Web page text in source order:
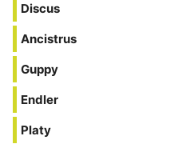
Discus
Ancistrus
Guppy
Endler
Platy